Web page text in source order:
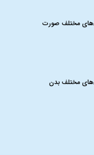
مختلف صورت
مختلف بدن